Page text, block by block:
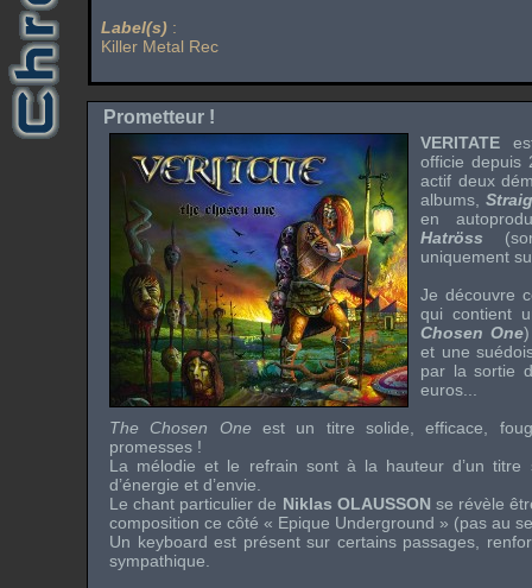
Label(s) :
Killer Metal Rec
Prometteur !
VERITATE
officie depuis
actif deux
albums,
en
Hatröss
uniquement
Je découvre
qui contient
Chosen One)
et une
par la sortie
euros...
The Chosen One est un titre solide, efficace,
promesses !
La mélodie et le refrain sont à la hauteur d’un titre
d’énergie et d’envie.
Le chant particulier de Niklas OLAUSSON se révèle
composition ce côté « Epique Underground » (pas au
Un keyboard est présent sur certains passages,
sympathique.